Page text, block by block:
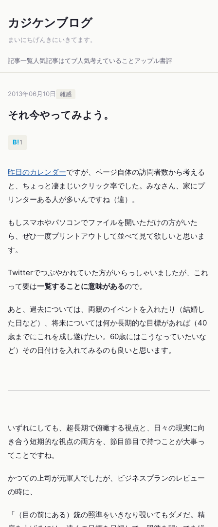
カジケンブログ
まいにちげんきにいきてます。
記事一覧 人気記事はてブ人気考えていること アップル書評
2013年06月10日 雑感
それ今やってみよう。
B!1
昨日のカレンダーですが、ページ自体の訪問者数から考える
と、ちょっと凄まじいクリック率でした。みなさん、家にプ
リンターある人が多いんですね（違）。
もしスマホやパソコンでファイルを開いただけの方がいた
ら、ぜひ一度プリントアウトして並べて見て欲しいと思いま
す。
Twitterでつぶやかれていた方がいらっしゃいましたが、これ
って要は一覧することに意味があるので。
あと、過去については、両親のイベントを入れたり（結婚し
た日など）、将来については何か長期的な目標があれば（40
歳までにこれを成し遂げたい。60歳にはこうなっていたいな
ど）その日付けを入れてみるのも良いと思います。
いずれにしても、超長期で俯瞰する視点と、日々の現実に向
き合う短期的な視点の両方を、節目節目で持つことが大事っ
てことですね。
かつての上司が元軍人でしたが、ビジネスプランのレビュー
の時に、
「（目の前にある）銃の照準をいきなり覗いてもダメだ。精